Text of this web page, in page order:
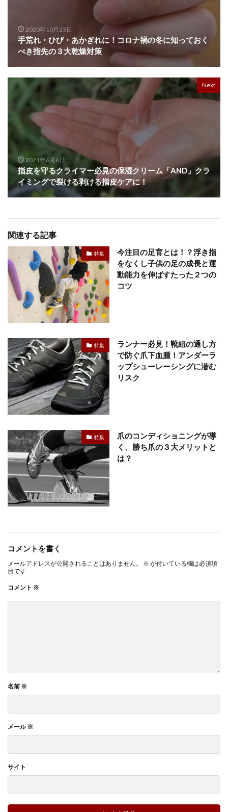
2020年10月23日
手荒れ・ひび・あかぎれに！コロナ禍の冬に知っておく
べき指先の３大乾燥対策
Next
2021年6月6日
指皮を守るクライマー必見の保湿クリーム「AND」クラ
イミングで裂ける剥ける指皮ケアに！
関連する記事
特集
今注目の足育とは！？浮き指
をなくし子供の足の成長と運
動能力を伸ばすたった２つの
コツ
特集
ランナー必見！靴紐の通し方
で防ぐ爪下血腫！アンダーラ
ップシューレーシングに潜む
リスク
特集
爪のコンディショニングが導
く、勝ち爪の３大メリットと
は？
コメントを書く
メールアドレスが公開されることはありません。 ※ が付いている欄は必須項
目です
コメント ※
名前 ※
メール※
サイト